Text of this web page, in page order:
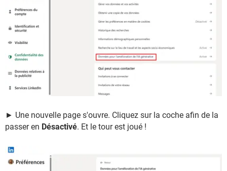
► Une nouvelle page s'ouvre. Cliquez sur la coche afin de la
passer en Désactivé. Et le tour est joué !